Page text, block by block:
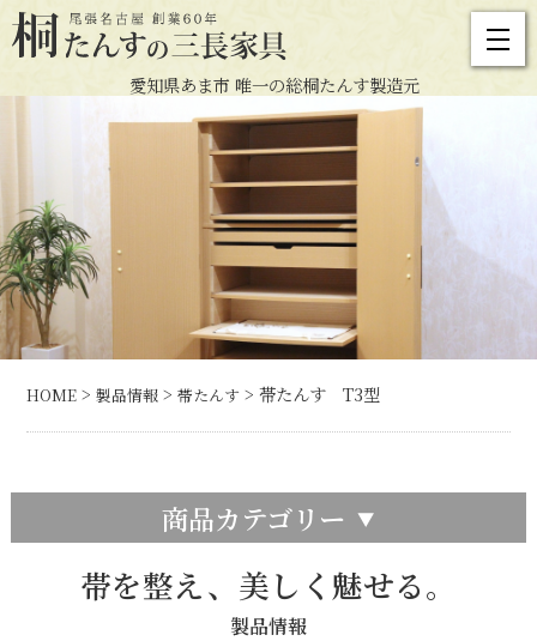
愛知県あま市 唯一の総桐たんす製造元
HOME >製品情報 >帯たんす > 帯たんす T3型
商品カテゴリー
帯を整え、美しく魅せる。
製品情報